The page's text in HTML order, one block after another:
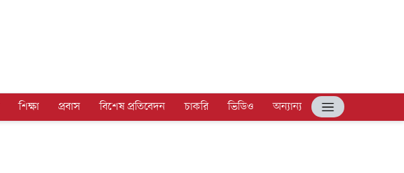
শিক্ষা প্রবাস বিশেষ প্রতিবেদন চাকরি ভিডিও
অন্যান্য